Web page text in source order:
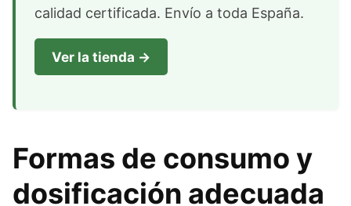
calidad certificada. Envío a toda España.
Ver la tienda →
Formas de consumo y
dosificación adecuada